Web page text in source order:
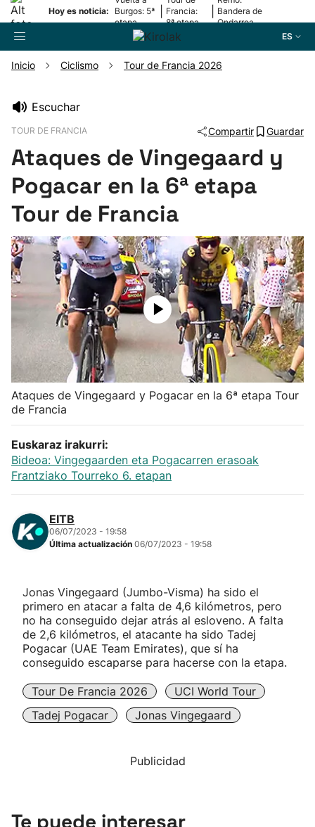
Hoy es noticia:
Burgos: 5ª
etapa
Francia:
8ª etapa
Bandera de
Ondarroa
ES
Pelota
Remo
Baloncesto
Ciclismo
Herri-kirolak
Balonmano
Kirolak 360
Atletismo
Carreras de montaña
Más deportes
Inicio Ciclismo Tour de Francia 2026
Escuchar
TOUR DE FRANCIA Compartir Guardar
Ataques de Vingegaard y
Pogacar en la 6ª etapa
Tour de Francia
Ataques de Vingegaard y Pogacar en la 6ª etapa Tour
de Francia
Euskaraz irakurri:
Bideoa: Vingegaarden eta Pogacarren erasoak
Frantziako Tourreko 6. etapan
EITB
06/07/2023 - 19:58
Última actualización 06/07/2023 - 19:58
Jonas Vingegaard (Jumbo-Visma) ha sido el
primero en atacar a falta de 4,6 kilómetros, pero
no ha conseguido dejar atrás al esloveno. A falta
de 2,6 kilómetros, el atacante ha sido Tadej
Pogacar (UAE Team Emirates), que sí ha
conseguido escaparse para hacerse con la etapa.
Tour De Francia 2026
UCI World Tour
Tadej Pogacar
Jonas Vingegaard
Publicidad
Te puede interesar